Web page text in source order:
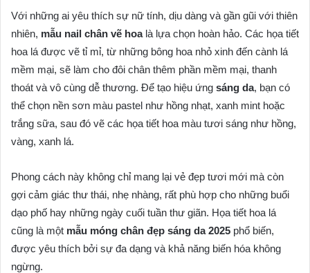
Với những ai yêu thích sự nữ tính, dịu dàng và gần gũi với thiên
nhiên, mẫu nail chân vẽ hoalà lựa chọn hoàn hảo. Các họa tiết
hoa lá được vẽ tỉ mỉ, từ những bông hoa nhỏ xinh đến cành lá
mềm mại, sẽ làm cho đôi chân thêm phần mềm mại, thanh
thoát và vô cùng dễ thương. Để tạo hiệu ứng sáng da, bạn có
thể chọn nền sơn màu pastel như hồng nhạt, xanh mint hoặc
trắng sữa, sau đó vẽ các họa tiết hoa màu tươi sáng như hồng,
vàng, xanh lá.
Phong cách này không chỉ mang lại vẻ đẹp tươi mới mà còn
gợi cảm giác thư thái, nhẹ nhàng, rất phù hợp cho những buổi
dạo phố hay những ngày cuối tuần thư giãn. Họa tiết hoa lá
cũng là một mẫu móng chân đẹp sáng da 2025 phổ biến,
được yêu thích bởi sự đa dạng và khả năng biến hóa không
ngừng.